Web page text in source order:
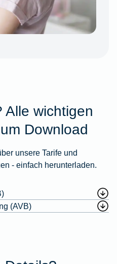
Alle wichtigen
Download
unsere Tarife und
- einfach herunterladen.
(AVB)